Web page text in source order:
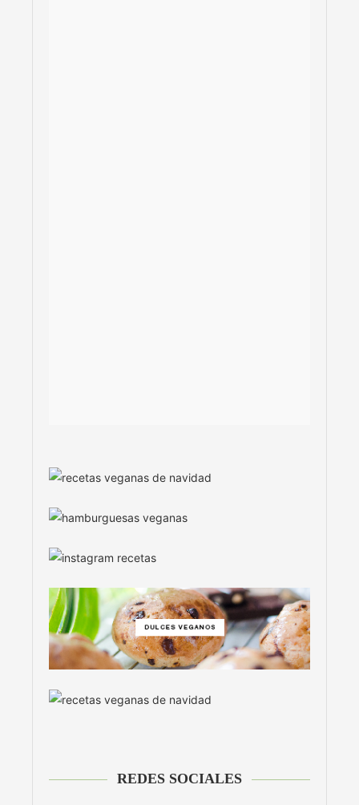
REDES SOCIALES